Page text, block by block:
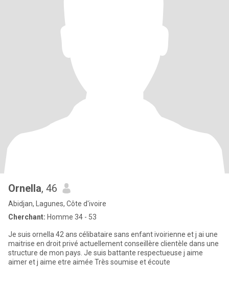
Ornella, 46
Abidjan, Lagunes, Côte d'ivoire
Cherchant: Homme 34 - 53
Je suis ornella 42 ans célibataire sans enfant ivoirienne et j ai une
maitrise en droit privé actuellement conseillère clientèle dans une
structure de mon pays. Je suis battante respectueuse j aime
aimer et j aime etre aimée Très soumise et écoute